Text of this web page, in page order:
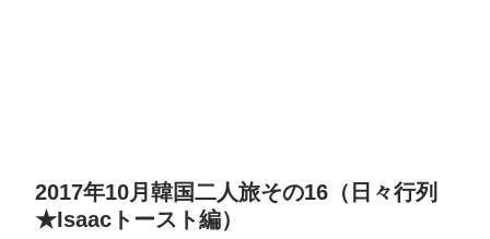
2017年10月韓国二人旅その16（日々行列
★Isaacトースト編）